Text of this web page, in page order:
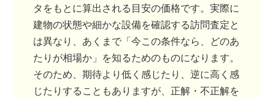
タをもとに算出される目安の価格です。実際に
建物の状態や細かな設備を確認する訪問査定と
は異なり、あくまで「今この条件なら、どのあ
たりが相場か」を知るためのものになります。
そのため、期待より低く感じたり、逆に高く感
じたりすることもありますが、正解・不正解を